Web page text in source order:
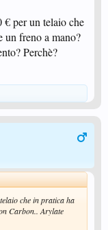
€ per un telaio che
un freno a mano?
Perchè?
che in pratica ha
Carbon.. Arylate